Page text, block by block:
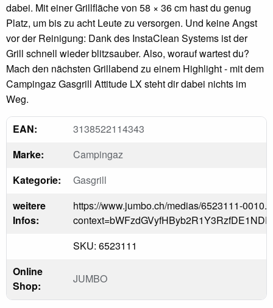
dabei. Mit einer Grillfläche von 58 × 36 cm hast du genug
Platz, um bis zu acht Leute zu versorgen. Und keine Angst
vor der Reinigung: Dank des InstaClean Systems ist der
Grill schnell wieder blitzsauber. Also, worauf wartest du?
Mach den nächsten Grillabend zu einem Highlight - mit dem
Campingaz Gasgrill Attitude LX steht dir dabei nichts im
Weg.
EAN:
3138522114343
Marke:
Campingaz
Kategorie:
Gasgrill
weitere
Infos:
https://www.jumbo.ch/medias/6523111-
SKU: 6523111
Online
Shop:
JUMBO